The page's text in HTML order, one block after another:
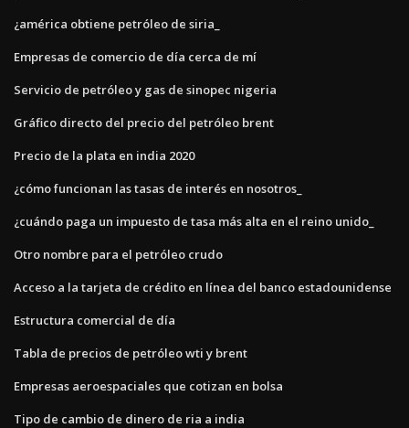
¿américa obtiene petróleo de siria_
Empresas de comercio de día cerca de mí
Servicio de petróleo y gas de sinopec nigeria
Gráfico directo del precio del petróleo brent
Precio de la plata en india 2020
¿cómo funcionan las tasas de interés en nosotros_
¿cuándo paga un impuesto de tasa más alta en el reino unido_
Otro nombre para el petróleo crudo
Acceso a la tarjeta de crédito en línea del banco estadounidense
Estructura comercial de día
Tabla de precios de petróleo wti y brent
Empresas aeroespaciales que cotizan en bolsa
Tipo de cambio de dinero de ria a india